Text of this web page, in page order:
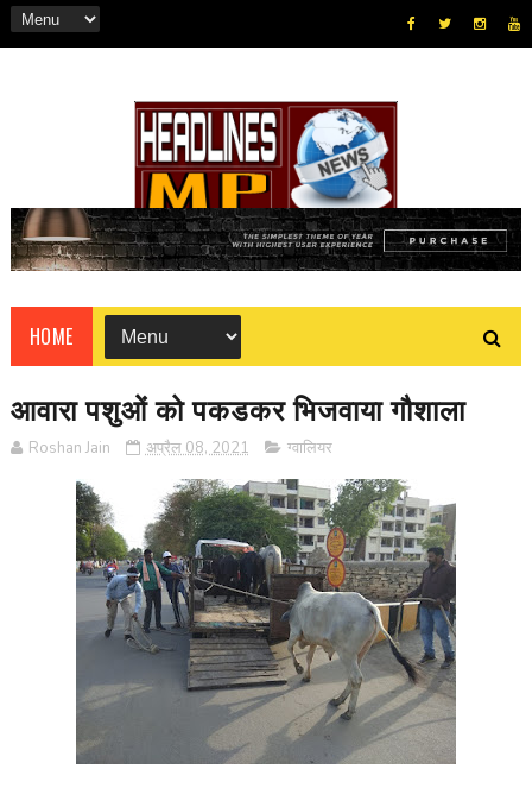
HOME
आवारा पशुओं को पकडकर भिजवाया गौशाला
Roshan Jain अप्रैल 08, 2021 ग्वालियर